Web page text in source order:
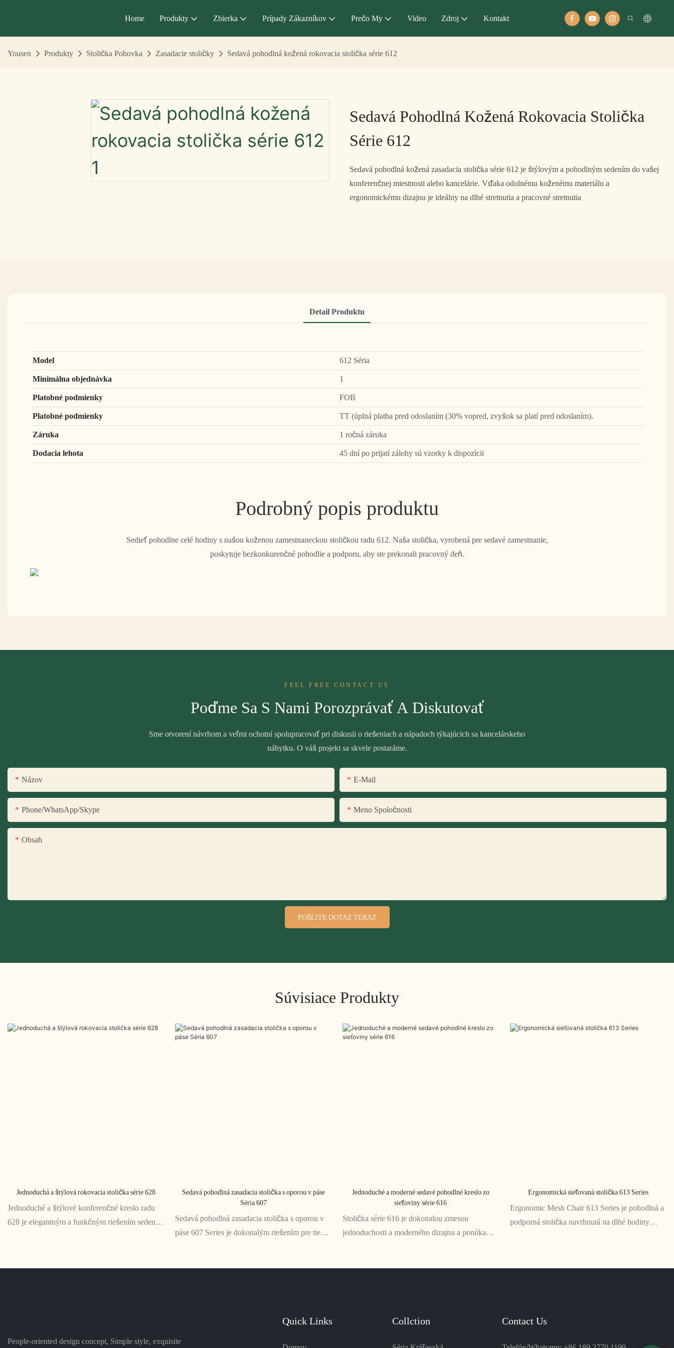
Home Produkty Zbierka Prípady Zákazníkov Prečo My Video Zdroj Kontakt
Yousen Produkty Stolička Pohovka Zasadacie stoličky Sedavá pohodlná kožená rokovacia stolička série 612
Sedavá Pohodlná Kožená Rokovacia Stolička
Série 612
Sedavá pohodlná kožená zasadacia stolička série 612 je štýlovým a pohodlným sedením do vašej
konferenčnej miestnosti alebo kancelárie. Vďaka odolnému koženému materiálu a
ergonomickému dizajnu je ideálny na dlhé stretnutia a pracovné stretnutia
Detail Produktu
Model
612 Séria
Minimálna objednávka
1
Platobné podmienky
FOB
Platobné podmienky
TT (úplná platba pred odoslaním (30% vopred, zvyšok sa platí pred odoslaním).
Záruka
1 ročná záruka
Dodacia lehota
45 dní po prijatí zálohy sú vzorky k dispozícii
Podrobný popis produktu
Sedieť pohodlne celé hodiny s našou koženou zamestnaneckou stoličkou radu 612. Naša stolička, vyrobená pre sedavé zamestnanie,
poskytuje bezkonkurenčné pohodlie a podporu, aby ste prekonali pracovný deň.
FEEL FREE CONTACT US
Poďme Sa S Nami Porozprávať A Diskutovať
Sme otvorení návrhom a veľmi ochotní spolupracovať pri diskusii o riešeniach a nápadoch týkajúcich sa kancelárskeho
nábytku. O váš projekt sa skvele postaráme.
Názov E-Mail
Phone/WhatsApp/Skype Meno Spoločnosti
Obsah
POŠLITE DOTAZ TERAZ
Súvisiace Produkty
Jednoduchá a štýlová rokovacia stolička série 628
Jednoduché a štýlové konferenčné kreslo radu
628 je elegantným a funkčným riešením sedenia
Sedavá pohodlná zasadacia stolička s oporou v páse
Séria 607
Sedavá pohodlná zasadacia stolička s oporou v
páse 607 Series je dokonalým riešením pre tie
Jednoduché a moderné sedavé pohodlné kreslo zo
sieťoviny série 616
Stolička série 616 je dokonalou zmesou
jednoduchosti a moderného dizajnu a ponúka
Ergonomická sieťovaná stolička 613 Series
Ergonomic Mesh Chair 613 Series je pohodlná a
podporná stolička navrhnutá na dlhé hodiny
People-oriented design concept, Simple style, exquisite
Quick Links Collction Contact Us